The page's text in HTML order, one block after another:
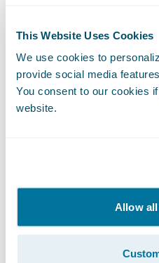
This Website Uses Cookies
We use cookies to
provide social media
You consent to our cookies
website.
Allow
John Nagle, CEO &
ha condotto una
aspirazioni incentrate
della tecnologia nel
,
possono utilizzare la
migliori prodotti e